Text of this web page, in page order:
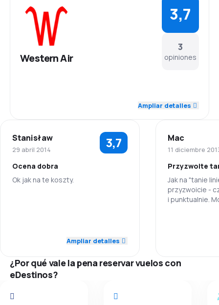
Western Air
3
opiniones
3,7
Red de conexiones
Precio del billete 4,0
3,7
Ampliar detalles
Stanisław
29 abril 2014 3,7
Ocena dobra
Ok jak na te koszty.
Precio del billete
4,0
Ampliar detalles
Mac
11 diciembre
Przyzwoite
Jak na "tanie
przyzwoicie -
i punktualnie.
Red de
Precio del
¿Por qué vale la pena reservar vuelos con
eDestinos?